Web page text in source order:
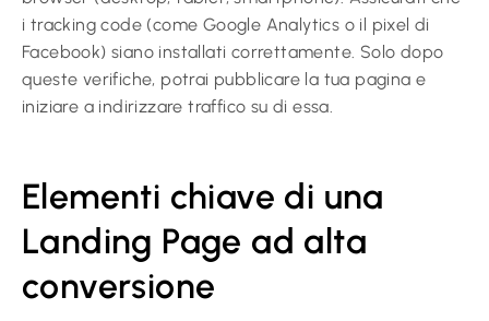
i tracking code (come Google Analytics o il pixel di
Facebook) siano installati correttamente. Solo dopo
queste verifiche, potrai pubblicare la tua pagina e
iniziare a indirizzare traffico su di essa.
Elementi chiave di una
Landing Page ad alta
conversione